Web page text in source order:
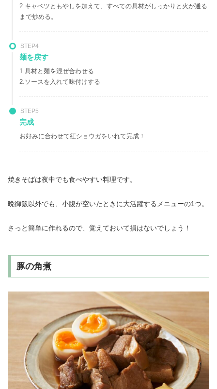
2.キャベツともやしを加えて、すべての具材がしっかりと火が通る
まで炒める。
STEP4
麺を戻す
1.具材と麺を混ぜ合わせる
2.ソースを入れて味付けする
STEP5
完成
お好みに合わせて紅ショウガをいれて完成！
焼きそばは夜中でも食べやすい料理です。
晩御飯以外でも、小腹が空いたときに大活躍するメニューの1つ。
さっと簡単に作れるので、覚えておいて損はないでしょう！
豚の角煮